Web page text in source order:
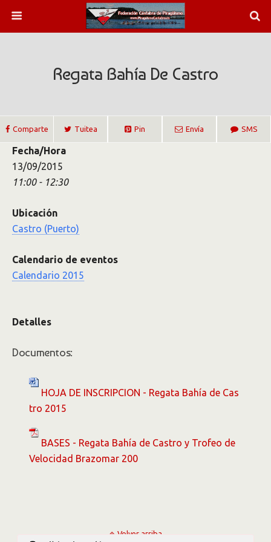
Regata Bahía De Castro
Comparte Tuitea Pin Envía SMS
Fecha/Hora
13/09/2015
11:00 - 12:30
Ubicación
Castro (Puerto)
Calendario de eventos
Calendario 2015
Detalles
Documentos:
HOJA DE INSCRIPCION - Regata Bahía de Cas
tro 2015
BASES - Regata Bahía de Castro y Trofeo de
Velocidad Brazomar 200
Volver arriba